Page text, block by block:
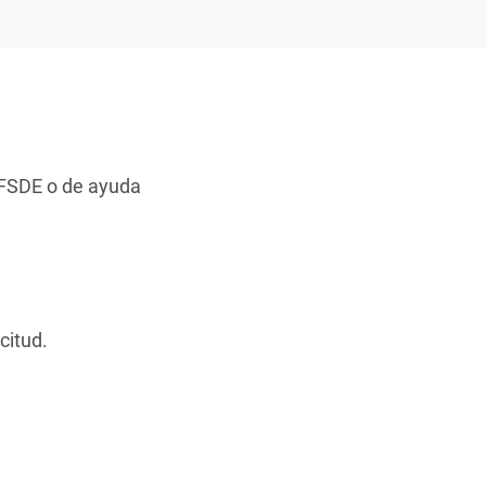
o de ayuda